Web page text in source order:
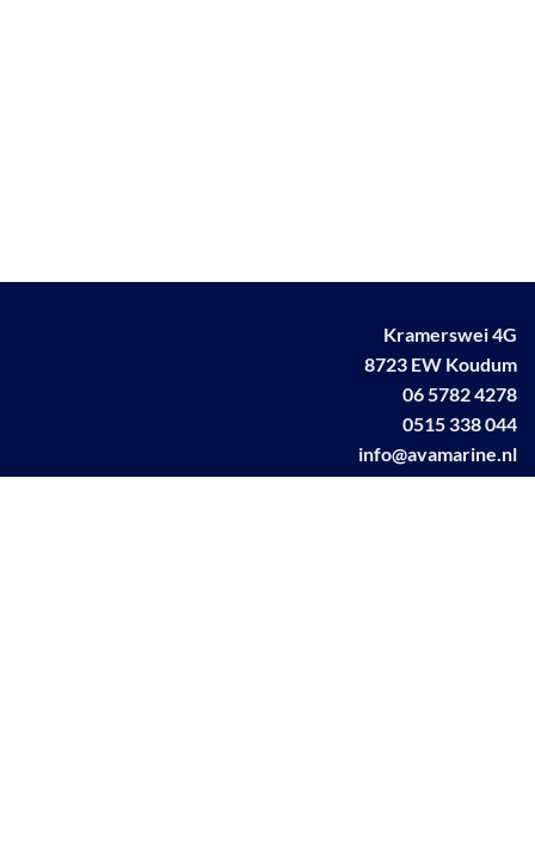
Kramerswei 4G
8723 EW Koudum
06 5782 4278
0515 338 044
info@avamarine.nl